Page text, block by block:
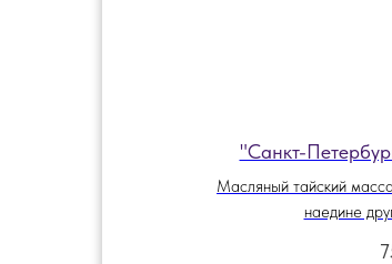
"Санкт-
Масляный тайский
наедине